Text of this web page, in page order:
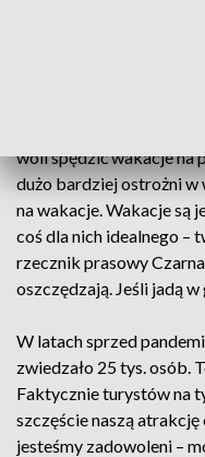
woli spędzić wakacje na
dużo bardziej ostrożni
na wakacje. Wakacje są
coś dla nich idealnego –
rzecznik prasowy
oszczędzają. Jeśli jadą
W latach sprzed
zwiedzało 25 tys. osób.
Faktycznie turystów na
szczęście naszą
jesteśmy zadowoleni –